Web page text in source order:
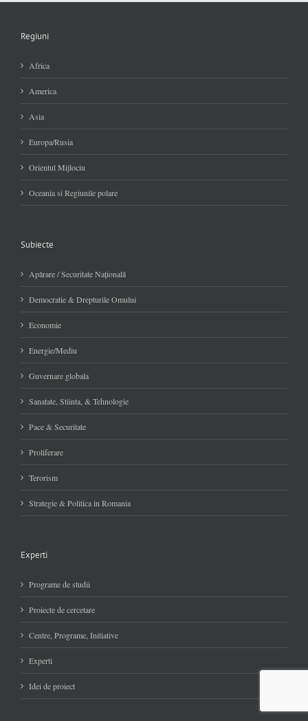
Regiuni
Africa
America
Asia
Europa/Rusia
Orientul Mijlociu
Oceania si Regiunile polare
Subiecte
Apărare / Securitate Naţională
Democratie & Drepturile Omului
Economie
Energie/Mediu
Guvernare globala
Sanatate, Stiinta, & Tehnologie
Pace & Securitate
Proliferare
Terorism
Strategie & Politica in Romania
Experti
Programe de studii
Proiecte de cercetare
Centre, Programe, Initiative
Experti
Idei de proiect